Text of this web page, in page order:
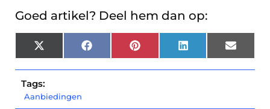
Goed artikel? Deel hem dan op:
X
(Twitter)
Facebook Pinterest LinkedIn Email
Tags:
Aanbiedingen